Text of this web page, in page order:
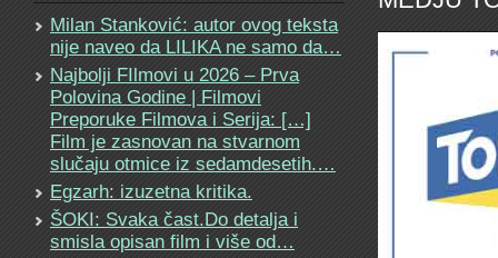
Milan Stanković: autor ovog teksta
nije naveo da LILIKA ne samo da…
Najbolji FIlmovi u 2026 – Prva
Polovina Godine | Filmovi
Preporuke Filmova i Serija: […]
Film je zasnovan na stvarnom
slučaju otmice iz sedamdesetih.…
Egzarh: izuzetna kritika.
ŠOKI: Svaka čast.Do detalja i
smisla opisan film i više od…